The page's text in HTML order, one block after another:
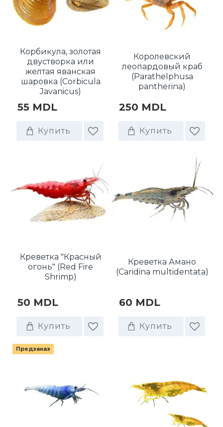
Корбикула, золотая
двустворка или
желтая яванская
шаровка (Corbicula
Javanicus)
55 MDL
Купить
Королевский
леопардовый краб
(Parathelphusa
pantherina)
250 MDL
Купить
Креветка "Красный
огонь" (Red Fire
Shrimp)
50 MDL
Купить
Креветка Амано
(Caridina multidentata)
60 MDL
Купить
Предзаказ